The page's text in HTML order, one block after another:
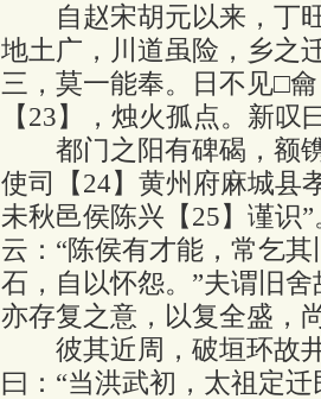
自赵宋胡元以来，丁旺
地土广，川道虽险，乡之
三，莫一能奉。日不见□
【23】，烛火孤点。新叹
都门之阳有碑碣，额镌
使司【24】黄州府麻城县
未秋邑侯陈兴【25】谨识
云：“陈侯有才能，常乞
石，自以怀怨。”夫谓旧
亦存复之意，以复全盛，
彼其近周，破垣环故井
曰：“当洪武初，太祖定